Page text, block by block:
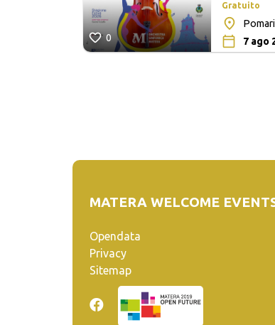
0
Gratuito
7 ago
MATERA WELCOME
Opendata
Privacy
Sitemap